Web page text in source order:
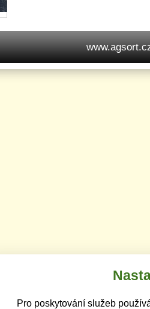
Pro poskytování služeb